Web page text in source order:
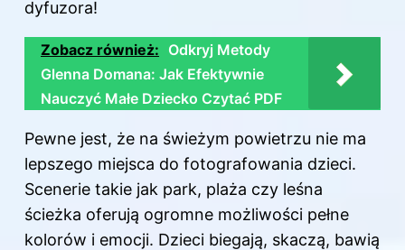
dyfuzora!
Zobacz również: Odkryj Metody
Glenna Domana: Jak Efektywnie
Nauczyć Małe Dziecko Czytać PDF
Pewne jest, że na świeżym powietrzu nie ma
lepszego miejsca do fotografowania dzieci.
Scenerie takie jak park, plaża czy leśna
ścieżka oferują ogromne możliwości pełne
kolorów i emocji. Dzieci biegają, skaczą, bawią